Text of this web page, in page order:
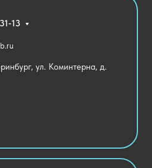
обучения
13
ул. Коминтерна, д.